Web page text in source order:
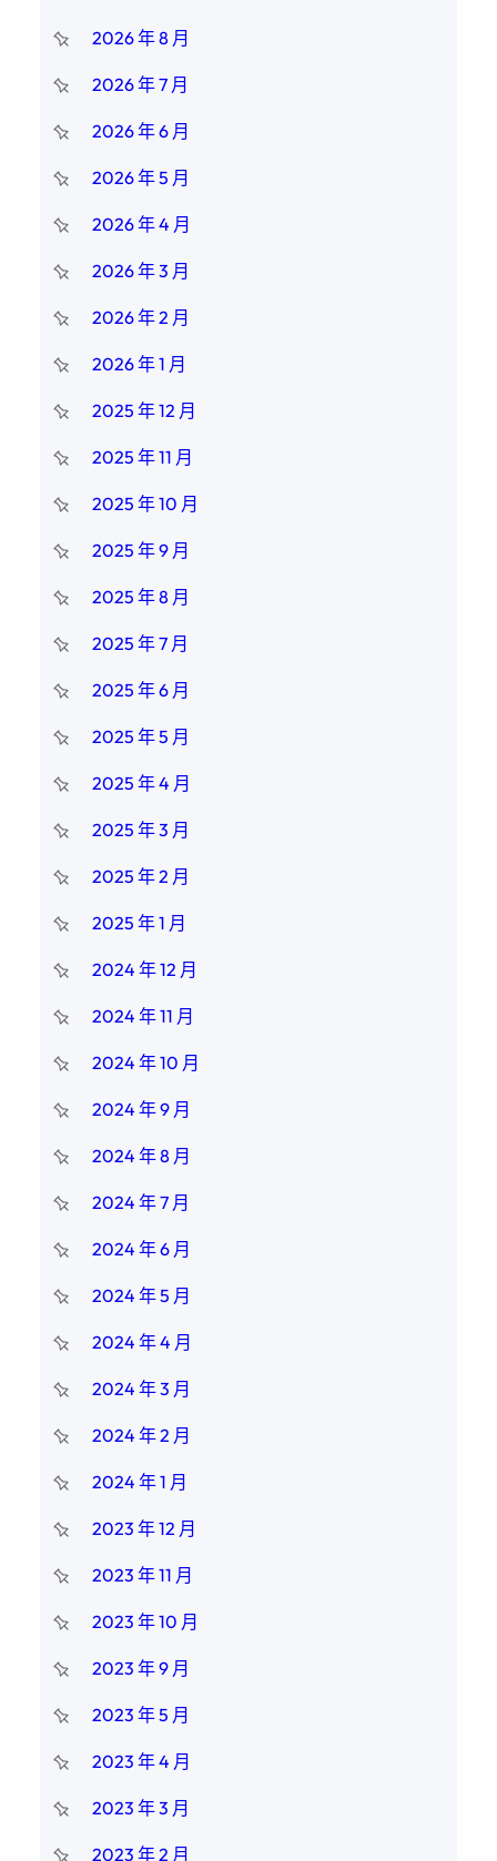
2026 年 8 月
2026 年 7 月
2026 年 6 月
2026 年 5 月
2026 年 4 月
2026 年 3 月
2026 年 2 月
2026 年 1 月
2025 年 12 月
2025 年 11 月
2025 年 10 月
2025 年 9 月
2025 年 8 月
2025 年 7 月
2025 年 6 月
2025 年 5 月
2025 年 4 月
2025 年 3 月
2025 年 2 月
2025 年 1 月
2024 年 12 月
2024 年 11 月
2024 年 10 月
2024 年 9 月
2024 年 8 月
2024 年 7 月
2024 年 6 月
2024 年 5 月
2024 年 4 月
2024 年 3 月
2024 年 2 月
2024 年 1 月
2023 年 12 月
2023 年 11 月
2023 年 10 月
2023 年 9 月
2023 年 5 月
2023 年 4 月
2023 年 3 月
2023 年 2 月